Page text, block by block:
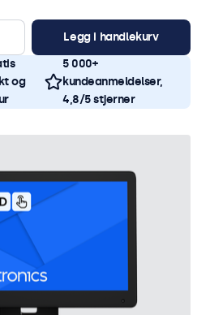
Legg i handlekurv
og
5 000+
kundeanmeldelser,
4,8/5 stjerner